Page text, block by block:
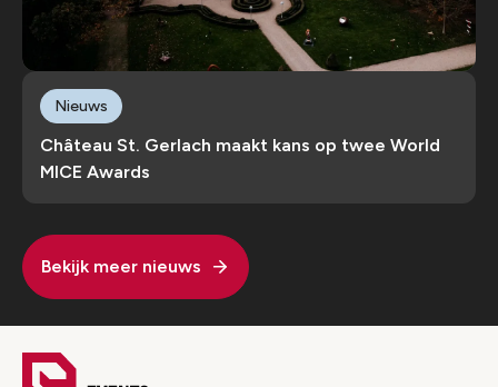
Château St. Gerlach maakt kans op twee World
MICE Awards
Nieuws
Bekijk meer nieuws